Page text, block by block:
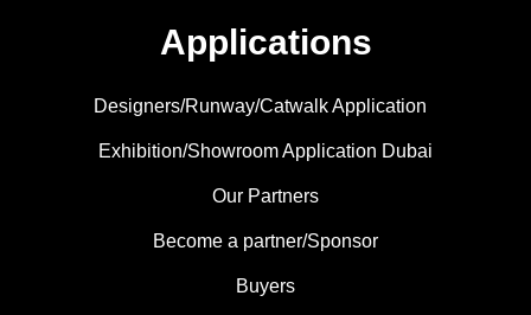
Applications
Designers/Runway/Catwalk Application
Exhibition/Showroom Application Dubai
Our Partners
Become a partner/Sponsor
Buyers